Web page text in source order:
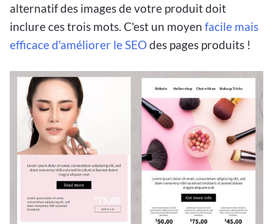
alternatif des images de votre produit doit
inclure ces trois mots. C'est un moyen facile mais
efficace d'améliorer le SEOdes pages produits !